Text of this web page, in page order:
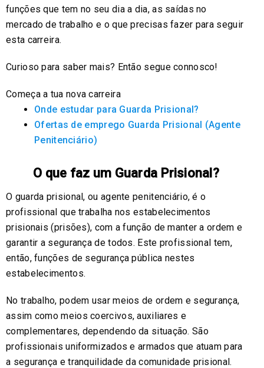
funções que tem no seu dia a dia, as saídas no
mercado de trabalho e o que precisas fazer para seguir
esta carreira.
Curioso para saber mais? Então segue connosco!
Começa a tua nova carreira
Onde estudar para Guarda Prisional?
Ofertas de emprego Guarda Prisional (Agente
Penitenciário)
O que faz um Guarda Prisional?
O guarda prisional, ou agente penitenciário, é o
profissional que trabalha nos estabelecimentos
prisionais (prisões), com a função de manter a ordem e
garantir a segurança de todos. Este profissional tem,
então, funções de segurança pública nestes
estabelecimentos.
No trabalho, podem usar meios de ordem e segurança,
assim como meios coercivos, auxiliares e
complementares, dependendo da situação. São
profissionais uniformizados e armados que atuam para
a segurança e tranquilidade da comunidade prisional.